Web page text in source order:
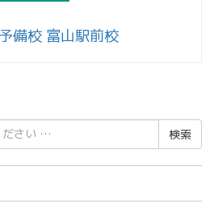
備校 富山駅前校